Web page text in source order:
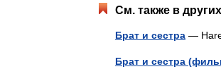
См. также в
Брат и сестра —
Брат и сестра